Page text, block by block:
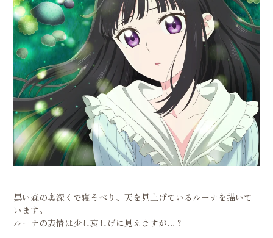
黒い森の奥深くで寝そべり、天を見上げているルーナを描いて
います。
ルーナの表情は少し哀しげに見えますが…？